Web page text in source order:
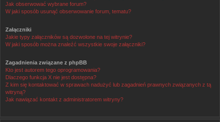
Jak obserwować wybrane forum?
W jaki sposób usunąć obserwowanie forum, tematu?
Załączniki
Jakie typy załączników są dozwolone na tej witrynie?
W jaki sposób można znaleźć wszystkie swoje załączniki?
Zagadnienia związane z phpBB
Kto jest autorem tego oprogramowania?
Dlaczego funkcja X nie jest dostępna?
Z kim się kontaktować w sprawach nadużyć lub zagadnień prawnych związanych z tą
witryną?
Jak nawiązać kontakt z administratorem witryny?